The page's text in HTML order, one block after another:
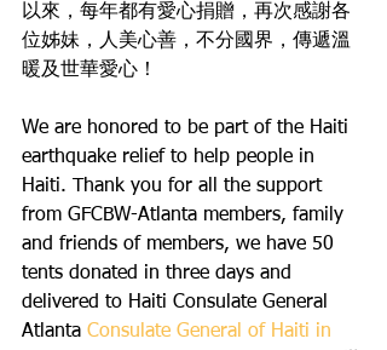
以來，每年都有愛心捐贈，再次感謝各
位姊妹，人美心善，不分國界，傳遞溫
暖及世華愛心！
We are honored to be part of the Haiti
earthquake relief to help people in
Haiti. Thank you for all the support
from GFCBW-Atlanta members, family
and friends of members, we have 50
tents donated in three days and
delivered to Haiti Consulate General
Atlanta Consulate General of Haiti in